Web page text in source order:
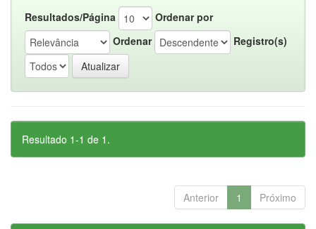
Resultados/Página
Ordenar por
Ordenar
Registro(s)
Resultado 1-1 de 1.
Anterior 1 Próximo